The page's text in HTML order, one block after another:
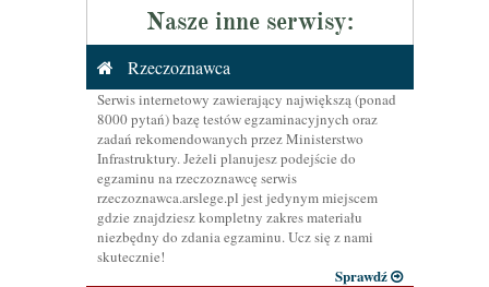
Nasze inne serwisy:
Rzeczoznawca
Serwis internetowy zawierający największą (ponad
8000 pytań) bazę testów egzaminacyjnych oraz
zadań rekomendowanych przez Ministerstwo
Infrastruktury. Jeżeli planujesz podejście do
egzaminu na rzeczoznawcę serwis
rzeczoznawca.arslege.pl jest jedynym miejscem
gdzie znajdziesz kompletny zakres materiału
niezbędny do zdania egzaminu. Ucz się z nami
skutecznie!
Sprawdź